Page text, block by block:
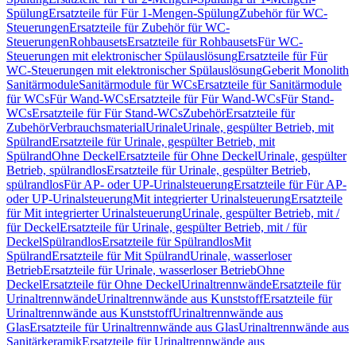
SpülungErsatzteile für Für 1-Mengen-SpülungZubehör für WC-
SteuerungenErsatzteile für Zubehör für WC-
SteuerungenRohbausetsErsatzteile für RohbausetsFür WC-
Steuerungen mit elektronischer SpülauslösungErsatzteile für Für
WC-Steuerungen mit elektronischer SpülauslösungGeberit Monolith
SanitärmoduleSanitärmodule für WCsErsatzteile für Sanitärmodule
für WCsFür Wand-WCsErsatzteile für Für Wand-WCsFür Stand-
WCsErsatzteile für Für Stand-WCsZubehörErsatzteile für
ZubehörVerbrauchsmaterialUrinaleUrinale, gespülter Betrieb, mit
SpülrandErsatzteile für Urinale, gespülter Betrieb, mit
SpülrandOhne DeckelErsatzteile für Ohne DeckelUrinale, gespülter
Betrieb, spülrandlosErsatzteile für Urinale, gespülter Betrieb,
spülrandlosFür AP- oder UP-UrinalsteuerungErsatzteile für Für AP-
oder UP-UrinalsteuerungMit integrierter UrinalsteuerungErsatzteile
für Mit integrierter UrinalsteuerungUrinale, gespülter Betrieb, mit /
für DeckelErsatzteile für Urinale, gespülter Betrieb, mit / für
DeckelSpülrandlosErsatzteile für SpülrandlosMit
SpülrandErsatzteile für Mit SpülrandUrinale, wasserloser
BetriebErsatzteile für Urinale, wasserloser BetriebOhne
DeckelErsatzteile für Ohne DeckelUrinaltrennwändeErsatzteile für
UrinaltrennwändeUrinaltrennwände aus KunststoffErsatzteile für
Urinaltrennwände aus KunststoffUrinaltrennwände aus
GlasErsatzteile für Urinaltrennwände aus GlasUrinaltrennwände aus
SanitärkeramikErsatzteile für Urinaltrennwände aus